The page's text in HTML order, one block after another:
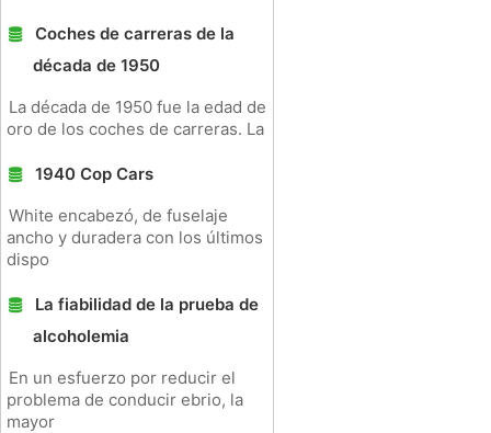
Coches de carreras de la
década de 1950
La década de 1950 fue la edad de
oro de los coches de carreras. La
1940 Cop Cars
White encabezó, de fuselaje
ancho y duradera con los últimos
dispo
La fiabilidad de la prueba de
alcoholemia
En un esfuerzo por reducir el
problema de conducir ebrio, la
mayor